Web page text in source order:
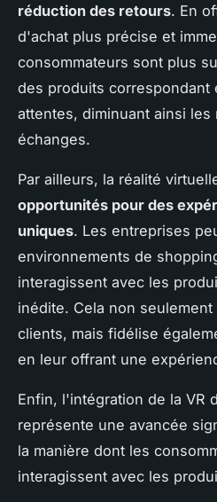
réduction des retours. En
d'achat plus précise et
consommateurs sont plus
des produits correspondant
attentes, diminuant ainsi les
échanges.
Par ailleurs, la réalité
opportunités pour des
uniques. Les entreprises
environnements de
interagissent avec les
inédite. Cela non
clients, mais fidélise
en leur offrant une
Enfin, l'intégration de la VR
représente une avancée
la manière dont les
interagissent avec les